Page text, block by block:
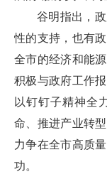
谷明指出，
性的支持，也有
全市的经济和能
积极与政府工作
以钉钉子精神全
命、推进产业转
力争在全市高质
功。